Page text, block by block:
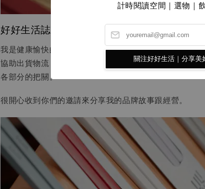
計時閱讀空間｜選物｜
關注好好生活｜分享美
好好生活誌（以下簡稱GL）： 首先請你稍微
我是健康愉快的主理人智義，目前負責品牌的總體管銷
協助出貨物流，現階段因為我覺得每個環節都需要接觸
各部分的把關。
很開心收到你們的邀請來分享我的品牌故事跟經營。